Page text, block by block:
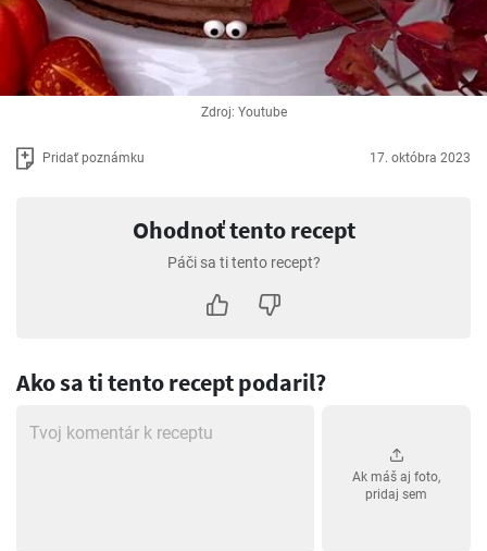
Zdroj: Youtube
Pridať poznámku 17. októbra 2023
Ohodnoť tento recept
Páči sa ti tento recept?
Ako sa ti tento recept podaril?
Ak máš aj foto,
pridaj sem